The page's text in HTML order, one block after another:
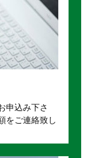
申込み下さ
をご連絡致し